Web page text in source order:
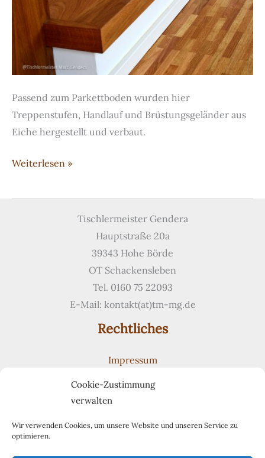
Cookie-Zustimmung
verwalten
Wir verwenden Cookies, um unsere Website und unseren Service zu
optimieren.
Passend zum Parkettboden wurden hier
Treppenstufen, Handlauf und Brüstungsgeländer aus
Eiche hergestellt und verbaut.
Treppe
Eichenstufen
Weiterlesen »
Tischlermeister Gendera
Hauptstraße 20a
39343 Hohe Börde
OT Schackensleben
Tel. 0160 75 22093
E-Mail: kontakt(at)tm-mg.de
Rechtliches
Impressum
Cookie-Richtlinie (EU)
Suchen